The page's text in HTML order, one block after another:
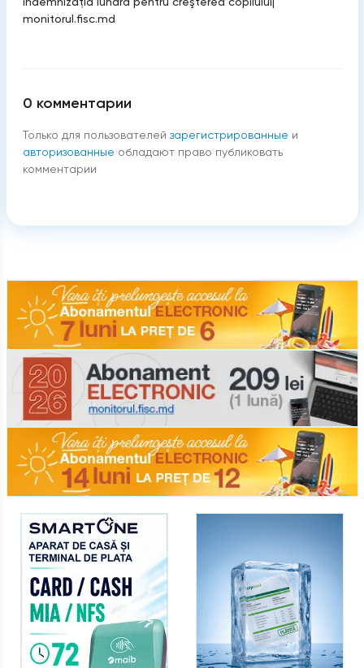
monitorul.fisc.md
0 комментарии
Только для пользователей зарегистрированные и
авторизованные обладают право публиковать
комментарии